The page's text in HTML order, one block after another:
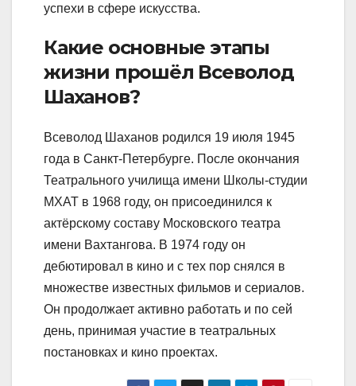
успехи в сфере искусства.
Какие основные этапы
жизни прошёл Всеволод
Шаханов?
Всеволод Шаханов родился 19 июля 1945
года в Санкт-Петербурге. После окончания
Театрального училища имени Школы-студии
МХАТ в 1968 году, он присоединился к
актёрскому составу Московского театра
имени Вахтангова. В 1974 году он
дебютировал в кино и с тех пор снялся в
множестве известных фильмов и сериалов.
Он продолжает активно работать и по сей
день, принимая участие в театральных
постановках и кино проектах.